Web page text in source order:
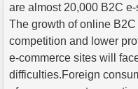
are almost 20,000 B2C
The growth of online
competition and lower
e-commerce sites will
difficulties.Foreign